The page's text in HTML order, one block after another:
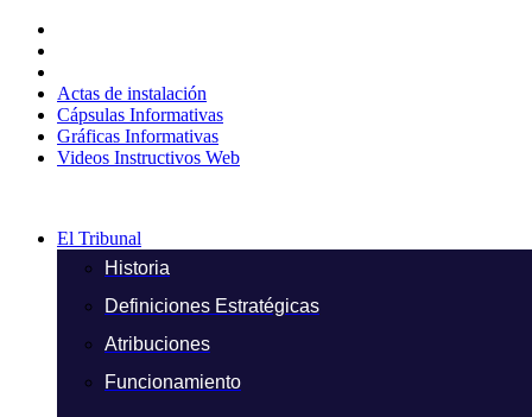
contenido
Actas de instalación
Cápsulas Informativas
Gráficas Informativas
Videos Instructivos Web
El Tribunal
Historia
Definiciones Estratégicas
Atribuciones
Funcionamiento